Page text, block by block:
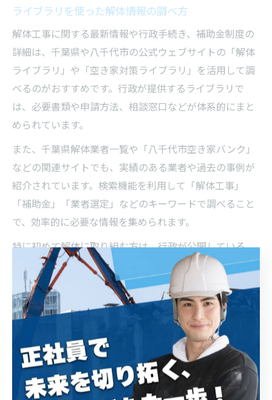
ライブラリを使った解体情報の調べ方
解体工事に関する最新情報や行政手続き、補助金制度の
詳細は、千葉県や八千代市の公式ウェブサイトの「解体
ライブラリ」や「空き家対策ライブラリ」を活用して調
べるのがおすすめです。行政が提供するライブラリで
は、必要書類や申請方法、相談窓口などが体系的にまと
められています。
また、千葉県解体業者一覧や「八千代市空き家バンク」
などの関連サイトでも、実績のある業者や過去の事例が
紹介されています。検索機能を利用して「解体工事」
「補助金」「業者選定」などのキーワードで調べること
で、効率的に必要な情報を集められます。
特に初めて解体に取り組む方は、行政が公開している
「よくある質問」や利用者の口コミも参考にしましょ
う。情報の正確性・信頼性が高いため、安心して手続き
を進めることができます。
千葉県解体業者の選定方法と注意点
解体業者を選ぶ際は、「千葉県解体工事業登録」の有無
や、八千代市内での実績、適切な許可の取得状況を必ず
確認しましょう。登録業者は行政の基準を満たしてお